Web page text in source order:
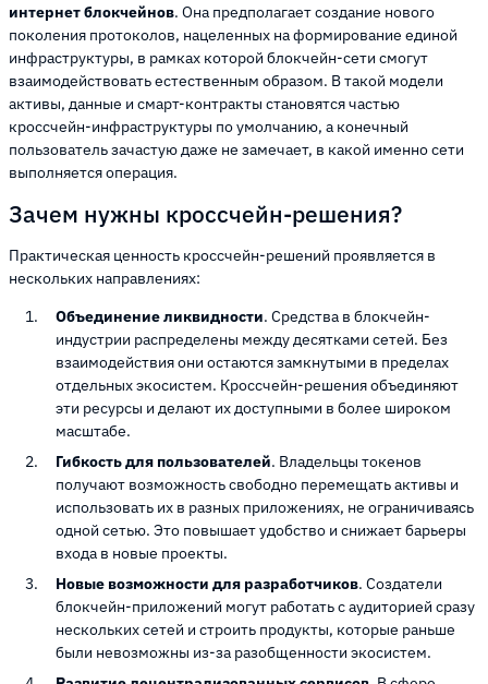
интернет блокчейнов. Она предполагает создание нового
поколения протоколов, нацеленных на формирование единой
инфраструктуры, в рамках которой блокчейн-сети смогут
взаимодействовать естественным образом. В такой модели
активы, данные и смарт-контракты становятся частью
кроссчейн-инфраструктуры по умолчанию, а конечный
пользователь зачастую даже не замечает, в какой именно сети
выполняется операция.
Зачем нужны кроссчейн-решения?
Практическая ценность кроссчейн-решений проявляется в
нескольких направлениях:
Объединение ликвидности. Средства в блокчейн-
индустрии распределены между десятками сетей. Без
взаимодействия они остаются замкнутыми в пределах
отдельных экосистем. Кроссчейн-решения объединяют
эти ресурсы и делают их доступными в более широком
масштабе.
Гибкость для пользователей. Владельцы токенов
получают возможность свободно перемещать активы и
использовать их в разных приложениях, не ограничиваясь
одной сетью. Это повышает удобство и снижает барьеры
входа в новые проекты.
Новые возможности для разработчиков. Создатели
блокчейн-приложений могут работать с аудиторией сразу
нескольких сетей и строить продукты, которые раньше
были невозможны из-за разобщенности экосистем.